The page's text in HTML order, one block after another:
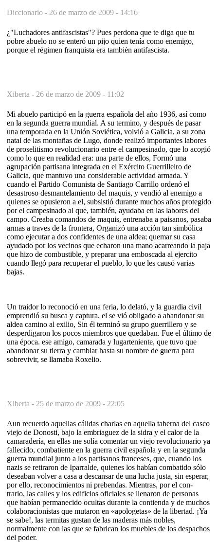
Diccionario - 26 de marzo de 2009 - 14:16
¿"Luchadores antifascistas"? Pues perdona que te diga que tu
pobre abuelo no se enteró un pijo quien tenía como enemigo,
porque el régimen franquista era también antifascista.
Xiberta - 26 de marzo de 2009 - 11:02
Mi abuelo participó en la guerra española del año 1936, así como
en la segunda guerra mundial. A su termino, y después de pasar
una temporada en la Unión Soviética, volvió a Galicia, a su zona
natal de las montañas de Lugo, donde realizó importantes labores
de proselitismo revolucionario entre el campesinado, que lo acogió
como lo que en realidad era: una parte de ellos, Formó una
agrupación partisana integrada en el Exército Guerrilleiro de
Galicia, que mantuvo una considerable actividad armada. Y
cuando el Partido Comunista de Santiago Carrillo ordenó el
desastroso desmantelamiento del maquis, y vendió al enemigo a
quienes se opusieron a el, subsistió durante muchos años protegido
por el campesinado al que, también, ayudaba en las labores del
campo. Creaba comandos de maquis, entrenaba a paisanos, pasaba
armas a traves de la frontera, Organizó una acción tan simbólica
como ejecutar a dos confidentes de una aldea; quemar su casa
ayudado por los vecinos que echaron una mano acarreando la paja
que hizo de combustible, y preparar una emboscada al ejercito
cuando llegó para recuperar el pueblo, lo que les causó varias
bajas.
Un traidor lo reconoció en una feria, lo delató, y la guardia civil
emprendió su busca y captura. el se vió obligado a abandonar su
aldea camino al exilio, Sin él terminó su grupo guerrillero y se
desperdigaron los pocos miembros que quedaban. Fue el último de
una época. ese amigo, camarada y lugarteniente, que tuvo que
abandonar su tierra y cambiar hasta su nombre de guerra para
sobrevivir, se llamaba Roxelio.
Xiberta - 25 de marzo de 2009 - 22:05
Aun recuerdo aquellas cálidas charlas en aquella taberna del casco
viejo de Donosti, bajo la embriaguez de la sidra y el calor de la
camaradería, en ellas me solía comentar un viejo revolucionario ya
fallecido, combatiente en la guerra civil española y en la segunda
guerra mundial junto a los partisanos franceses, que, cuando los
nazis se retiraron de Iparralde, quienes los habían combatido sólo
deseaban volver a casa a descansar de una lucha justa, sin esperar,
por ello, reconocimientos ni prebendas. Mientras, por el con-
trario, las calles y los edificios oficiales se llenaron de personas
que habían permanecido ocultas durante la contienda y de muchos
colaboracionistas que mutaron en «apologetas» de la libertad. ¡Ya
se sabe!, las termitas gustan de las maderas más nobles,
normalmente con las que se fabrican los muebles de los despachos
del poder.